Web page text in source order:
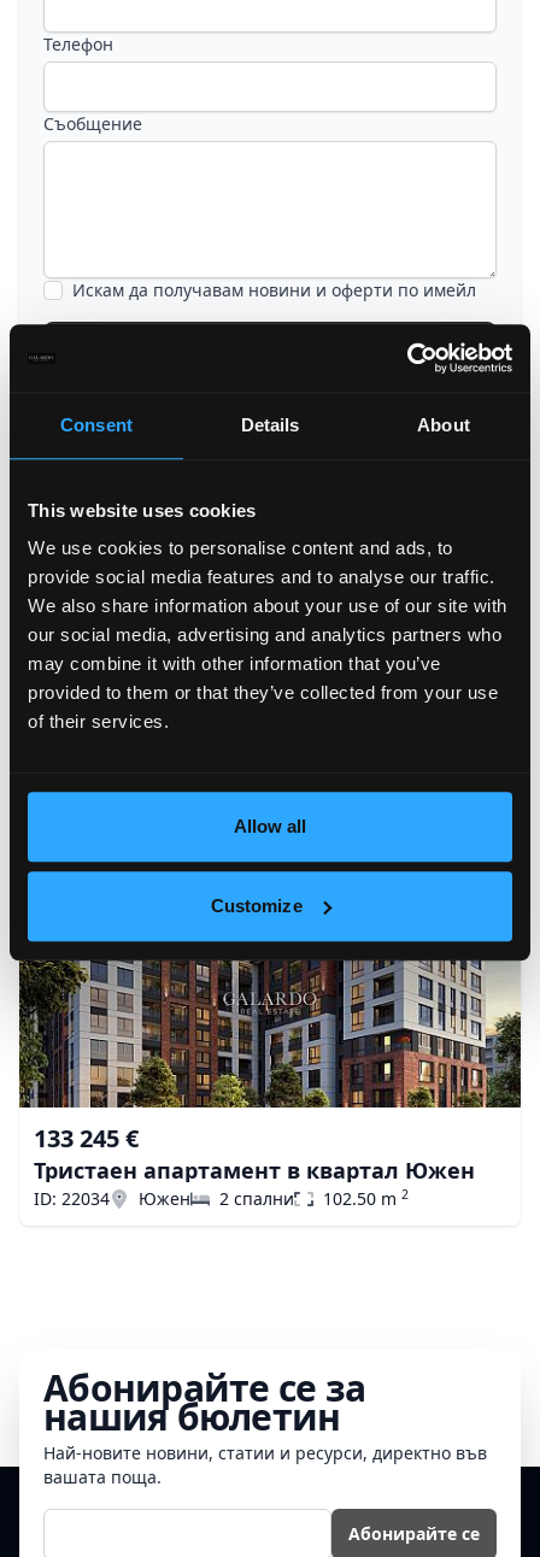
Consent Details About
This website uses cookies
We use cookies to personalise content and ads, to
provide social media features and to analyse our traffic.
We also share information about your use of our site with
our social media, advertising and analytics partners who
may combine it with other information that you’ve
provided to them or that they’ve collected from your use
of their services.
Allow all
Customize
Телефон
Съобщение
Искам да получавам новини и оферти по имейл
Може да харесате още
ПРОДАВА 2
133 245 €
Тристаен апартамент в квартал Южен
ID: 22034 Южен 2 спални 102.50 m 2
Абонирайте се за
нашия бюлетин
Най-новите новини, статии и ресурси, директно във
вашата поща.
Е-мейл
Абонирайте се